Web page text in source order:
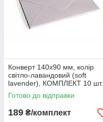
Конверт 140x90 мм, колір
світло-лавандовий (soft
lavender), КОМПЛЕКТ 10 шт.
Готово до відправки
189 ₴/комплект